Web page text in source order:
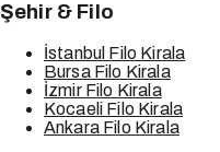
Şehir & Filo
İstanbul Filo Kirala
Bursa Filo Kirala
İzmir Filo Kirala
Kocaeli Filo Kirala
Ankara Filo Kirala